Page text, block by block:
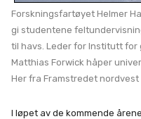
Forskningsfartøyet Helmer
gi studentene
til havs. Leder for Institutt for
Matthias Forwick håper
Her fra Framstredet
I løpet av de kommende